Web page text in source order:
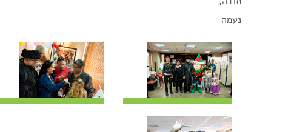
נעמה